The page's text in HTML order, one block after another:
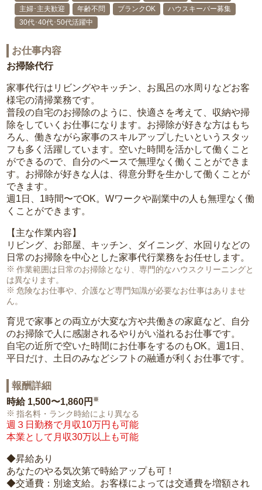
主婦･主夫歓迎
年齢不問 ブランクOK
ハウスキーパー募集
30代･40代･50代活躍中
お仕事内容
お掃除代行
家事代行はリビングやキッチン、お風呂の水周りなどお客
様宅の清掃業務です。
普段の自宅のお掃除のように、快適さを考えて、収納や掃
除をしていくお仕事になります。お掃除が好きな方はもち
ろん、働きながら家事のスキルアップしたいというスタッ
フも多く活躍しています。空いた時間を活かして働くこと
ができるので、自分のペースで無理なく働くことができま
す。お掃除が好きな人は、得意分野を生かして働くことが
できます。
週1日、1時間〜でOK。Wワークや副業中の人も無理なく働
くことができます。
【主な作業内容】
リビング、お部屋、キッチン、ダイニング、水回りなどの
日常のお掃除を中心とした家事代行業務をお任せします。
作業範囲は日常のお掃除となり、専門的なハウスクリーニングと
は異なります。
危険なお仕事や、介護など専門知識が必要なお仕事はありませ
ん。
育児で家事との両立が大変な方や共働きの家庭など、自分
のお掃除で人に感謝されるやりがい溢れるお仕事です。
自宅の近所で空いた時間にお仕事をするのもOK。週1日、
平日だけ、土日のみなどシフトの融通が利くお仕事です。
報酬詳細
時給 1,500〜1,860円 ※
指名料・ランク時給により異なる
週３日勤務で月収10万円も可能
本業として月収30万以上も可能
◆昇給あり
あなたのやる気次第で時給アップも可！
◆交通費：別途支給。お客様によっては交通費を増額され